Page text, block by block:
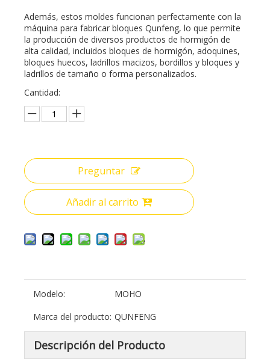
Además, estos moldes funcionan perfectamente con la
máquina para fabricar bloques Qunfeng, lo que permite
la producción de diversos productos de hormigón de
alta calidad, incluidos bloques de hormigón, adoquines,
bloques huecos, ladrillos macizos, bordillos y bloques y
ladrillos de tamaño o forma personalizados.
Cantidad:
Preguntar
Añadir al carrito
Modelo:
MOHO
Marca del producto: QUNFENG
Descripción del Producto